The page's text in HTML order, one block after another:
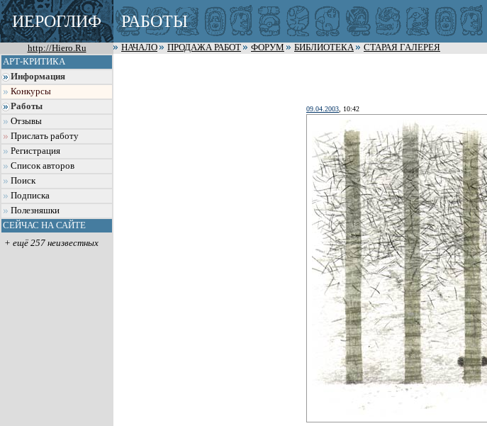
ИЕРОГЛИФ РАБОТЫ
http://Hiero.Ru НАЧАЛО ПРОДАЖА РАБОТ ФОРУМ БИБЛИОТЕКА
СТАРАЯ ГАЛЕРЕЯ
АРТ-КРИТИКА
Информация
Конкурсы
Работы
Отзывы
Прислать работу
Регистрация
Список авторов
Поиск
Подписка
Полезняшки
СЕЙЧАС НА САЙТЕ
+ ещё 257 неизвестных
09.04.2003 , 10:42